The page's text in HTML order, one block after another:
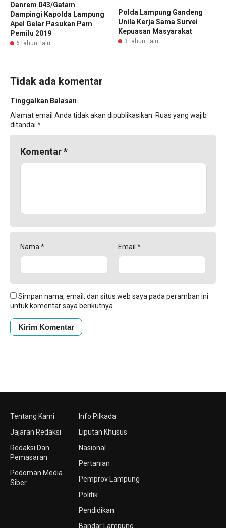
Danrem 043/Gatam
Dampingi Kapolda Lampung
Apel Gelar Pasukan Pam
Pemilu 2019
6 tahun lalu
Polda Lampung Gandeng
Unila Kerja Sama Survei
Kepuasan Masyarakat
3 tahun lalu
Tidak ada komentar
Tinggalkan Balasan
Alamat email Anda tidak akan dipublikasikan. Ruas yang wajib
ditandai *
Komentar*
Nama * Email *
Simpan nama, email, dan situs web saya pada peramban ini
untuk komentar saya berikutnya.
Tentang Kami
Jajaran Redaksi
Redaksi Dan
Pemasaran
Pedoman Media
Siber
Info Pilkada
Liputan Khusus
Nasional
Pertanian
Pemprov Lampung
Politik
Pendidikan
Bandar Lampung